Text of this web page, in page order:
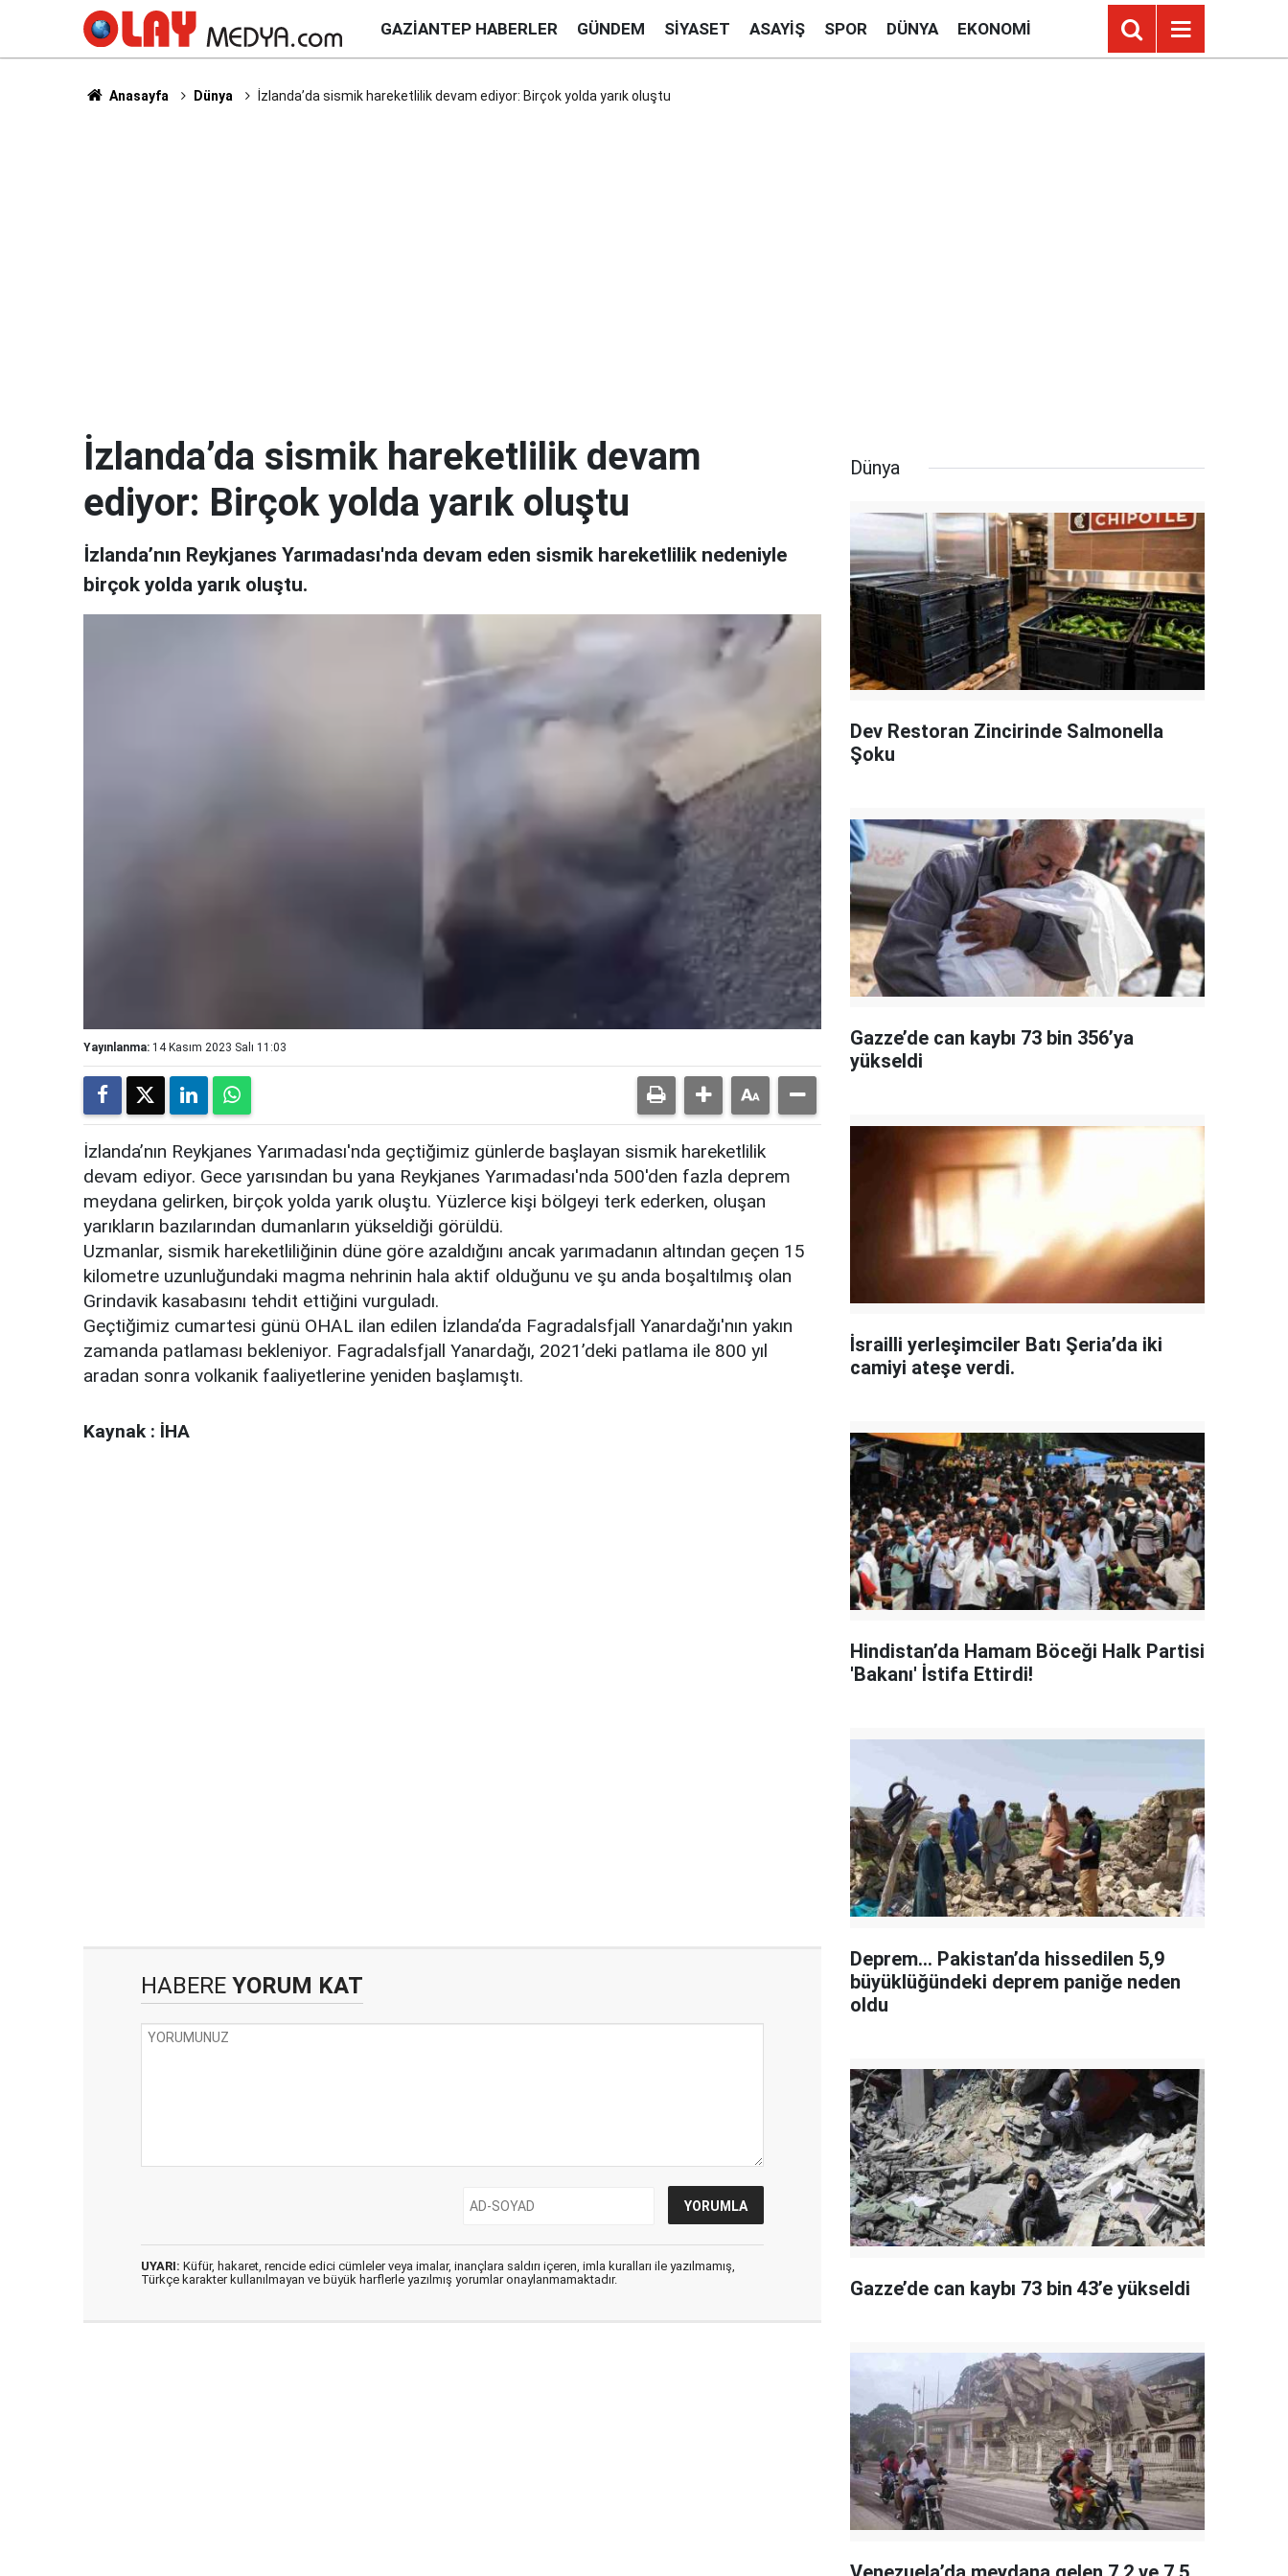
GAZIANTEP HABERLER GÜNDEM SIYASET ASAYIŞ SPOR DÜNYA EKONOMI
Anasayfa Dünya İzlanda’da sismik hareketlilik devam ediyor: Birçok yolda yarık oluştu
İzlanda’da sismik hareketlilik devam
ediyor: Birçok yolda yarık oluştu
İzlanda’nın Reykjanes Yarımadası'nda devam eden sismik hareketlilik nedeniyle
birçok yolda yarık oluştu.
Yayınlanma: 14 Kasım 2023 Salı 11:03
İzlanda’nın Reykjanes Yarımadası'nda geçtiğimiz günlerde başlayan sismik hareketlilik
devam ediyor. Gece yarısından bu yana Reykjanes Yarımadası'nda 500'den fazla deprem
meydana gelirken, birçok yolda yarık oluştu. Yüzlerce kişi bölgeyi terk ederken, oluşan
yarıkların bazılarından dumanların yükseldiği görüldü.
Uzmanlar, sismik hareketliliğinin düne göre azaldığını ancak yarımadanın altından geçen 15
kilometre uzunluğundaki magma nehrinin hala aktif olduğunu ve şu anda boşaltılmış olan
Grindavik kasabasını tehdit ettiğini vurguladı.
Geçtiğimiz cumartesi günü OHAL ilan edilen İzlanda’da Fagradalsfjall Yanardağı'nın yakın
zamanda patlaması bekleniyor. Fagradalsfjall Yanardağı, 2021’deki patlama ile 800 yıl
aradan sonra volkanik faaliyetlerine yeniden başlamıştı.
Kaynak : İHA
HABERE YORUM KAT
UYARI: Küfür, hakaret, rencide edici cümleler veya imalar, inançlara saldırı içeren, imla kuralları ile yazılmamış,
Türkçe karakter kullanılmayan ve büyük harflerle yazılmış yorumlar onaylanmamaktadır.
Dünya
Dev Restoran Zincirinde Salmonella
Şoku
Gazze’de can kaybı 73 bin 356’ya
yükseldi
İsrailli yerleşimciler Batı Şeria’da iki
camiyi ateşe verdi.
Hindistan’da Hamam Böceği Halk Partisi
'Bakanı' İstifa Ettirdi!
Deprem... Pakistan’da hissedilen 5,9
büyüklüğündeki deprem paniğe neden
oldu
Gazze’de can kaybı 73 bin 43’e yükseldi